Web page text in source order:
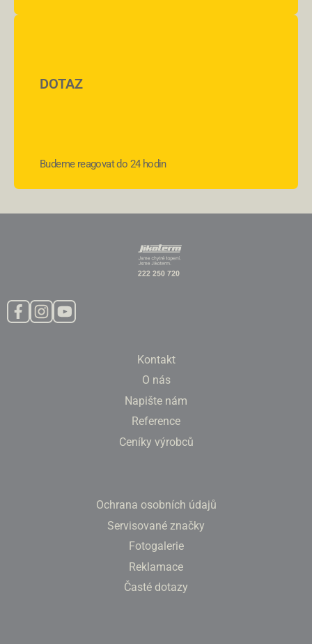
DOTAZ
Budeme reagovat do 24 hodin
Kontakt
O nás
Napište nám
Reference
Ceníky výrobců
Ochrana osobních údajů
Servisované značky
Fotogalerie
Reklamace
Časté dotazy